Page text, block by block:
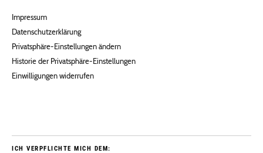
Impressum
Datenschutzerklärung
Privatsphäre-Einstellungen ändern
Historie der Privatsphäre-Einstellungen
Einwilligungen widerrufen
ICH VERPFLICHTE MICH DEM: